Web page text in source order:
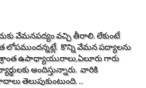
వేమనపద్యం వచ్చి తీరాలి. లేకుంటే
లోపముందన్నట్లే. కొన్ని వేమన పద్యాలను
ఉపాధ్యాయురాలు,ఏలూరు గారు
అందిస్తున్నారు. వారికి
తెలుపుకుంటుంది. ...